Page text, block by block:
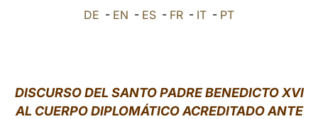
中文
DE - EN - ES - FR - IT - PT
DISCURSO DEL SANTO PADRE BENEDICTO XVI
AL CUERPO DIPLOMÁTICO ACREDITADO ANTE